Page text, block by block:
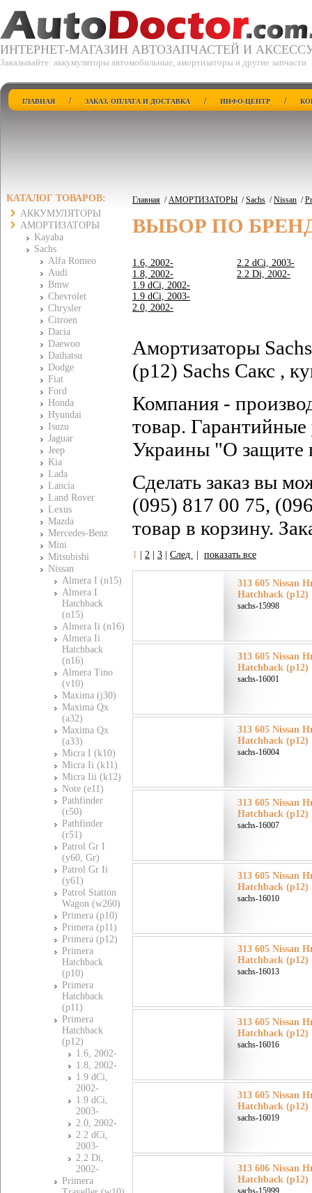
ИНТЕРНЕТ-МАГАЗИН АВТОЗАПЧАСТЕЙ И
Заказывайте: аккумуляторы автомобильные, амортизаторы и другие запчасти
ГЛАВНАЯ / ЗАКАЗ, ОПЛАТА И ДОСТАВКА / ИНФО-ЦЕНТР /
КАТАЛОГ ТОВАРОВ:
АККУМУЛЯТОРЫ
АМОРТИЗАТОРЫ
Kayaba
Sachs
Alfa Romeo
Audi
Bmw
Chevrolet
Chrysler
Citroen
Dacia
Daewoo
Daihatsu
Dodge
Fiat
Ford
Honda
Hyundai
Isuzu
Jaguar
Jeep
Kia
Lada
Lancia
Land Rover
Lexus
Mazda
Mercedes-Benz
Mini
Mitsubishi
Nissan
Almera I (n15)
Almera I
Hatchback
(n15)
Almera Ii (n16)
Almera Ii
Hatchback
(n16)
Almera Tino
(v10)
Maxima (j30)
Maxima Qx
(a32)
Maxima Qx
(a33)
Micra I (k10)
Micra Ii (k11)
Micra Iii (k12)
Note (e11)
Pathfinder
(r50)
Pathfinder
(r51)
Patrol Gr I
(y60, Gr)
Patrol Gr Ii
(y61)
Patrol Station
Wagon (w260)
Primera (p10)
Primera (p11)
Primera (p12)
Primera
Hatchback
(p10)
Primera
Hatchback
(p11)
Primera
Hatchback
(p12)
1.6, 2002-
1.8, 2002-
1.9 dCi,
2002-
1.9 dCi,
2003-
2.0, 2002-
2.2 dCi,
2003-
2.2 Di,
2002-
Primera
Главная /АМОРТИЗАТОРЫ /Sachs /Nissan /
ВЫБОР ПО
1.6, 2002-
1.8, 2002-
1.9 dCi, 2002-
1.9 dCi, 2003-
2.0, 2002-
2.2 dCi, 2003-
2.2 Di, 2002-
Амортизаторы
(p12) Sachs Сакс ,
Компания -
товар. Гарантийные
Украины "О защите
Сделать заказ вы
(095) 817 00 75,
товар в корзину.
1 2 3 След показать все
313 605 Nissan
Hatchback (p12)
sachs-15998
313 605 Nissan
Hatchback (p12)
sachs-16001
313 605 Nissan
Hatchback (p12)
sachs-16004
313 605 Nissan
Hatchback (p12)
sachs-16007
313 605 Nissan
Hatchback (p12)
sachs-16010
313 605 Nissan
Hatchback (p12)
sachs-16013
313 605 Nissan
Hatchback (p12)
sachs-16016
313 605 Nissan
Hatchback (p12)
sachs-16019
313 606 Nissan
Hatchback (p12)
sachs-15999